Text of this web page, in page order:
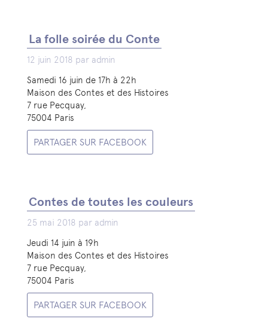
La folle soirée du Conte
12 juin 2018 par admin
Samedi 16 juin de 17h à 22h
Maison des Contes et des Histoires
7 rue Pecquay,
75004 Paris
PARTAGER SUR FACEBOOK
Contes de toutes les couleurs
25 mai 2018 par admin
Jeudi 14 juin à 19h
Maison des Contes et des Histoires
7 rue Pecquay,
75004 Paris
PARTAGER SUR FACEBOOK